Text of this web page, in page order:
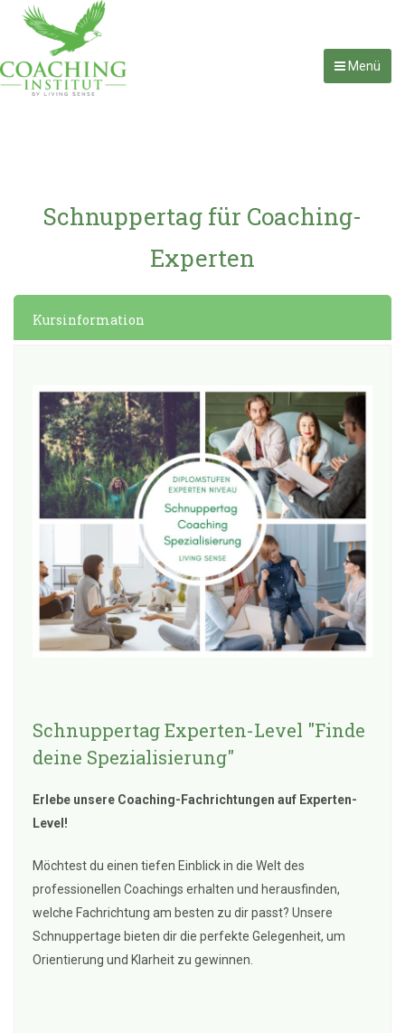
Menü
Schnuppertag für Coaching-
Experten
Kursinformation
Schnuppertag Experten-Level "Finde
deine Spezialisierung"
Erlebe unsere Coaching-Fachrichtungen auf Experten-
Level!
Möchtest du einen tiefen Einblick in die Welt des
professionellen Coachings erhalten und herausfinden,
welche Fachrichtung am besten zu dir passt? Unsere
Schnuppertage bieten dir die perfekte Gelegenheit, um
Orientierung und Klarheit zu gewinnen.